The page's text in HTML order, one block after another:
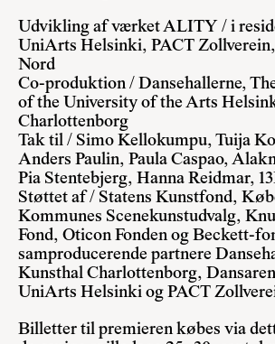
Udvikling af værket ALITY / i
UniArts Helsinki, PACT
Nord
Co-produktion / Dansehallerne,
of the University of the Arts
Charlottenborg
Tak til / Simo Kellokumpu, Tuija
Anders Paulin, Paula Caspao,
Pia Stentebjerg, Hanna Reidmar,
Støttet af / Statens Kunstfond,
Kommunes Scenekunstudvalg,
Fond, Oticon Fonden og Beckett-
samproducerende partnere
Kunsthal Charlottenborg,
UniArts Helsinki og PACT
Billetter til premieren købes via